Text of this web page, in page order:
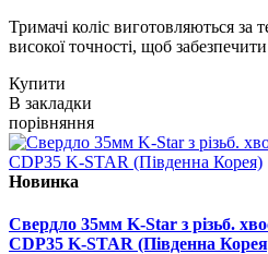
Тримачі коліс виготовляються за
високої точності, щоб
Купити
В закладки
порівняння
Новинка
Свердло 35мм K-Star з різьб.
CDP35 K-STAR (Південна